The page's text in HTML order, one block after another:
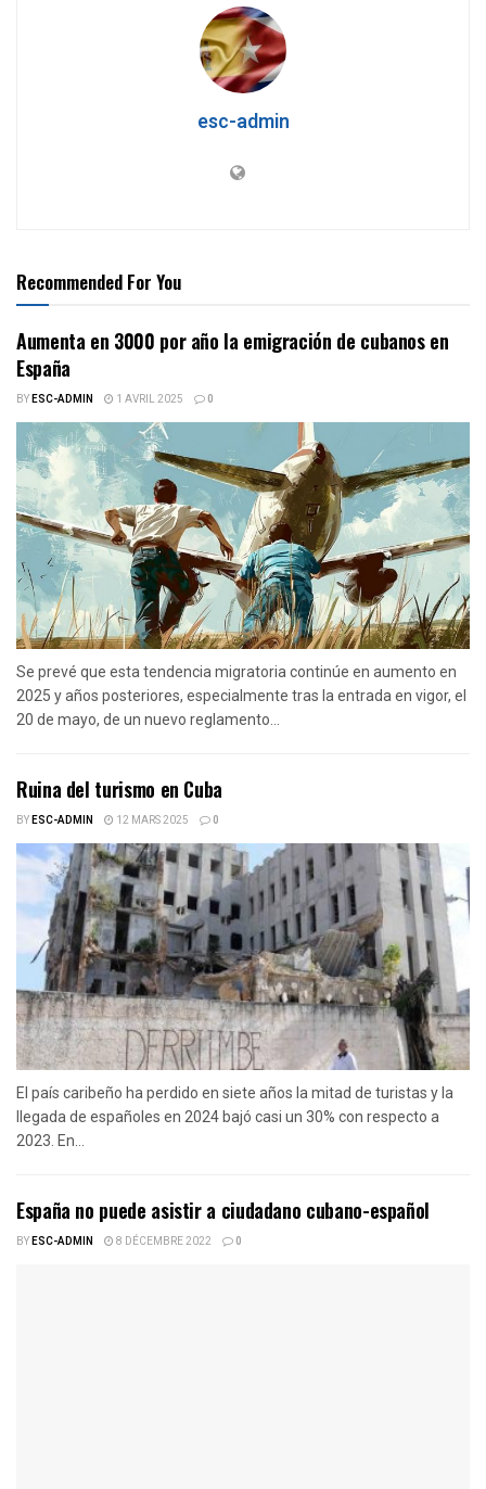
esc-admin
Recommended For You
Aumenta en 3000 por año la emigración de cubanos en
España
BYESC-ADMIN 1 AVRIL 2025 0
Se prevé que esta tendencia migratoria continúe en aumento en
2025 y años posteriores, especialmente tras la entrada en vigor, el
20 de mayo, de un nuevo reglamento...
Ruina del turismo en Cuba
BYESC-ADMIN 12 MARS 2025 0
El país caribeño ha perdido en siete años la mitad de turistas y la
llegada de españoles en 2024 bajó casi un 30% con respecto a
2023. En...
España no puede asistir a ciudadano cubano-español
BYESC-ADMIN 8 DÉCEMBRE 2022 0